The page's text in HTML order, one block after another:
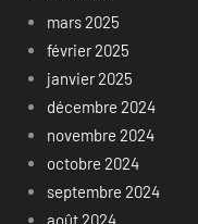
mars 2025
février 2025
janvier 2025
décembre 2024
novembre 2024
octobre 2024
septembre 2024
août 2024